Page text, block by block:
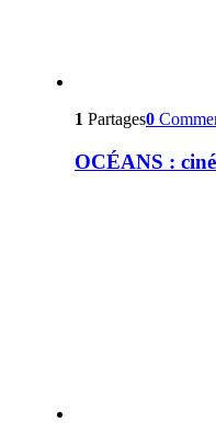
1 Partages0
OCÉANS :